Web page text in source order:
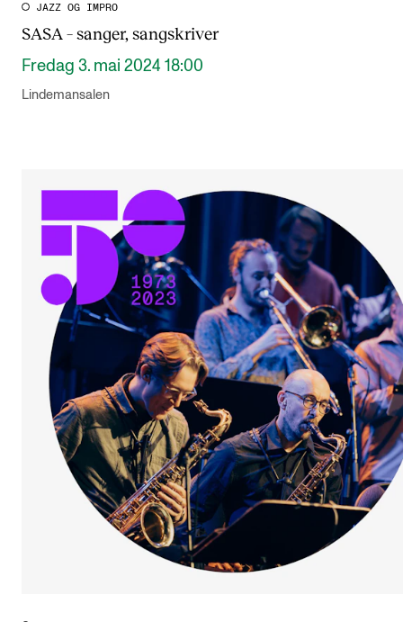
JAZZ OG IMPRO
SASA – sanger, sangskriver
Fredag 3. mai 2024 18:00
Lindemansalen